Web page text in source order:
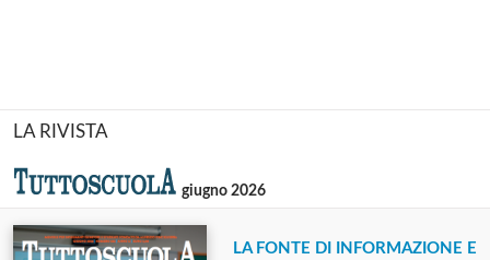
LA RIVISTA
giugno 2026
LA FONTE DI INFORMAZIONE E